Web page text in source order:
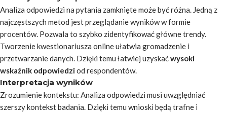
Analiza odpowiedzi na pytania zamknięte może być różna. Jedną z
najczęstszych metod jestprzeglądanie wyników w formie
procentów. Pozwala to szybko zidentyfikować główne trendy.
Tworzenie kwestionariusza online ułatwia gromadzenie i
przetwarzanie danych. Dzięki temu łatwiej uzyskaćwysoki
wskaźnik odpowiedziod respondentów.
Interpretacja wyników
Zrozumienie kontekstu: Analiza odpowiedzi musi uwzględniać
szerszy kontekst badania. Dzięki temu wnioski będą trafne i